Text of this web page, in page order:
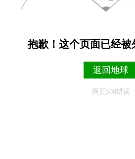
抱歉！这个页面已经被
返回地球
网页500错误